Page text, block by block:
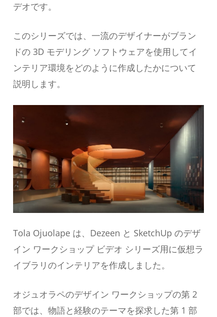
デオです。
このシリーズでは、一流のデザイナーがブラン
ドの 3D モデリング ソフトウェアを使用してイ
ンテリア環境をどのように作成したかについて
説明します。
Tola Ojuolape は、Dezeen と SketchUp のデザ
イン ワークショップ ビデオ シリーズ用に仮想ラ
イブラリのインテリアを作成しました。
オジュオラペのデザイン ワークショップの第 2
部では、物語と経験のテーマを探求した第 1 部